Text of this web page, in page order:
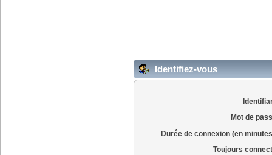
Identifiez-vous
Mot de
Durée de connexion (en
Toujours